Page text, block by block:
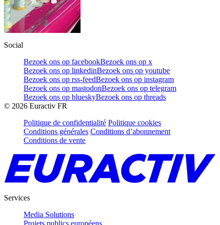
Social
Bezoek ons op facebookBezoek ons op x
Bezoek ons op linkedinBezoek ons op youtube
Bezoek ons op rss-feedBezoek ons op instagram
Bezoek ons op mastodonBezoek ons op telegram
Bezoek ons op blueskyBezoek ons op threads
© 2026 Euractiv FR
Politique de confidentialité Politique cookies
Conditions générales Conditions d’abonnement
Conditions de vente
Services
Media Solutions